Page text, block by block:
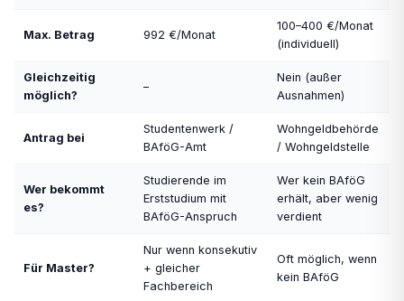
Max. Betrag 992 €/Monat
100–400 €/Monat
(individuell)
Gleichzeitig
möglich?
–
Nein (außer
Ausnahmen)
Antrag bei
Studentenwerk /
BAföG-Amt
Wohngeldbehörde
/ Wohngeldstelle
Wer bekommt
es?
Studierende im
Erststudium mit
BAföG-Anspruch
Wer kein BAföG
erhält, aber wenig
verdient
Für Master?
Nur wenn konsekutiv
+ gleicher
Fachbereich
Oft möglich, wenn
kein BAföG